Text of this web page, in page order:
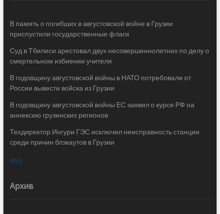
В память о погибших в августовской войне в Грузии
приспустили государственные флаги
Суд в Тбилиси арестовал двух несовершеннолетних по делу о
смертельном избиении учителя
В годовщину августовской войны в НАТО потребовали от
России вывести войска из Грузии
В годовщину августовской войны ЕС заявил о курсе РФ на
аннексию грузинских регионов
Техдиректор Ингури ГЭС исключил неисправность станции
среди причин блэкаутов в Грузии
RSS
Архив